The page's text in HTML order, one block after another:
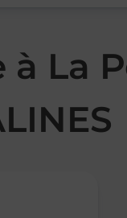
La